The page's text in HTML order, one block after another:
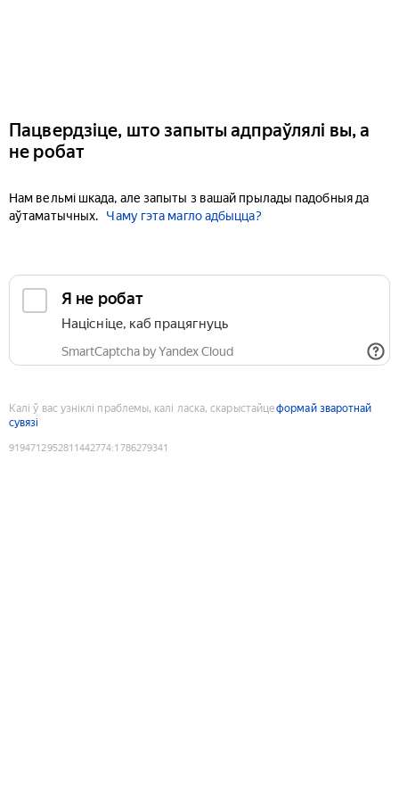
Пацвердзіце, што запыты адпраўлялі вы, а
не робат
Нам вельмі шкада, але запыты з вашай прылады падобныя да
аўтаматычных.
Чаму гэта магло адбыцца?
Я не робат
Націсніце, каб працягнуць
SmartCaptcha by Yandex Cloud
Калі ў вас узніклі праблемы, калі ласка, скарыстайцеформай зваротнай
сувязі
9194712952811442774:1786279341